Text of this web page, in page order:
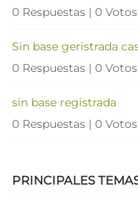
0 Respuestas | 0 Votos
Sin base geristrada
0 Respuestas | 0 Votos
sin base registrada
0 Respuestas | 0 Votos
PRINCIPALES